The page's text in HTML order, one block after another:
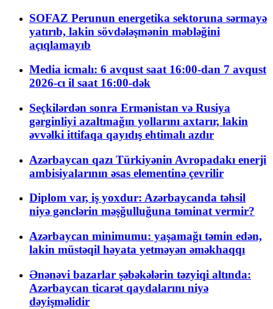
SOFAZ Perunun energetika sektoruna sərmayə
yatırıb, lakin sövdələşmənin məbləğini
açıqlamayıb
Media icmalı: 6 avqust saat 16:00-dan 7 avqust
2026-cı il saat 16:00-dək
Seçkilərdən sonra Ermənistan və Rusiya
gərginliyi azaltmağın yollarını axtarır, lakin
əvvəlki ittifaqa qayıdış ehtimalı azdır
Azərbaycan qazı Türkiyənin Avropadakı enerji
ambisiyalarının əsas elementinə çevrilir
Diplom var, iş yoxdur: Azərbaycanda təhsil
niyə gənclərin məşğulluğuna təminat vermir?
Azərbaycan minimumu: yaşamağı təmin edən,
lakin müstəqil həyata yetməyən əməkhaqqı
Ənənəvi bazarlar şəbəkələrin təzyiqi altında:
Azərbaycan ticarət qaydalarını niyə
dəyişməlidir